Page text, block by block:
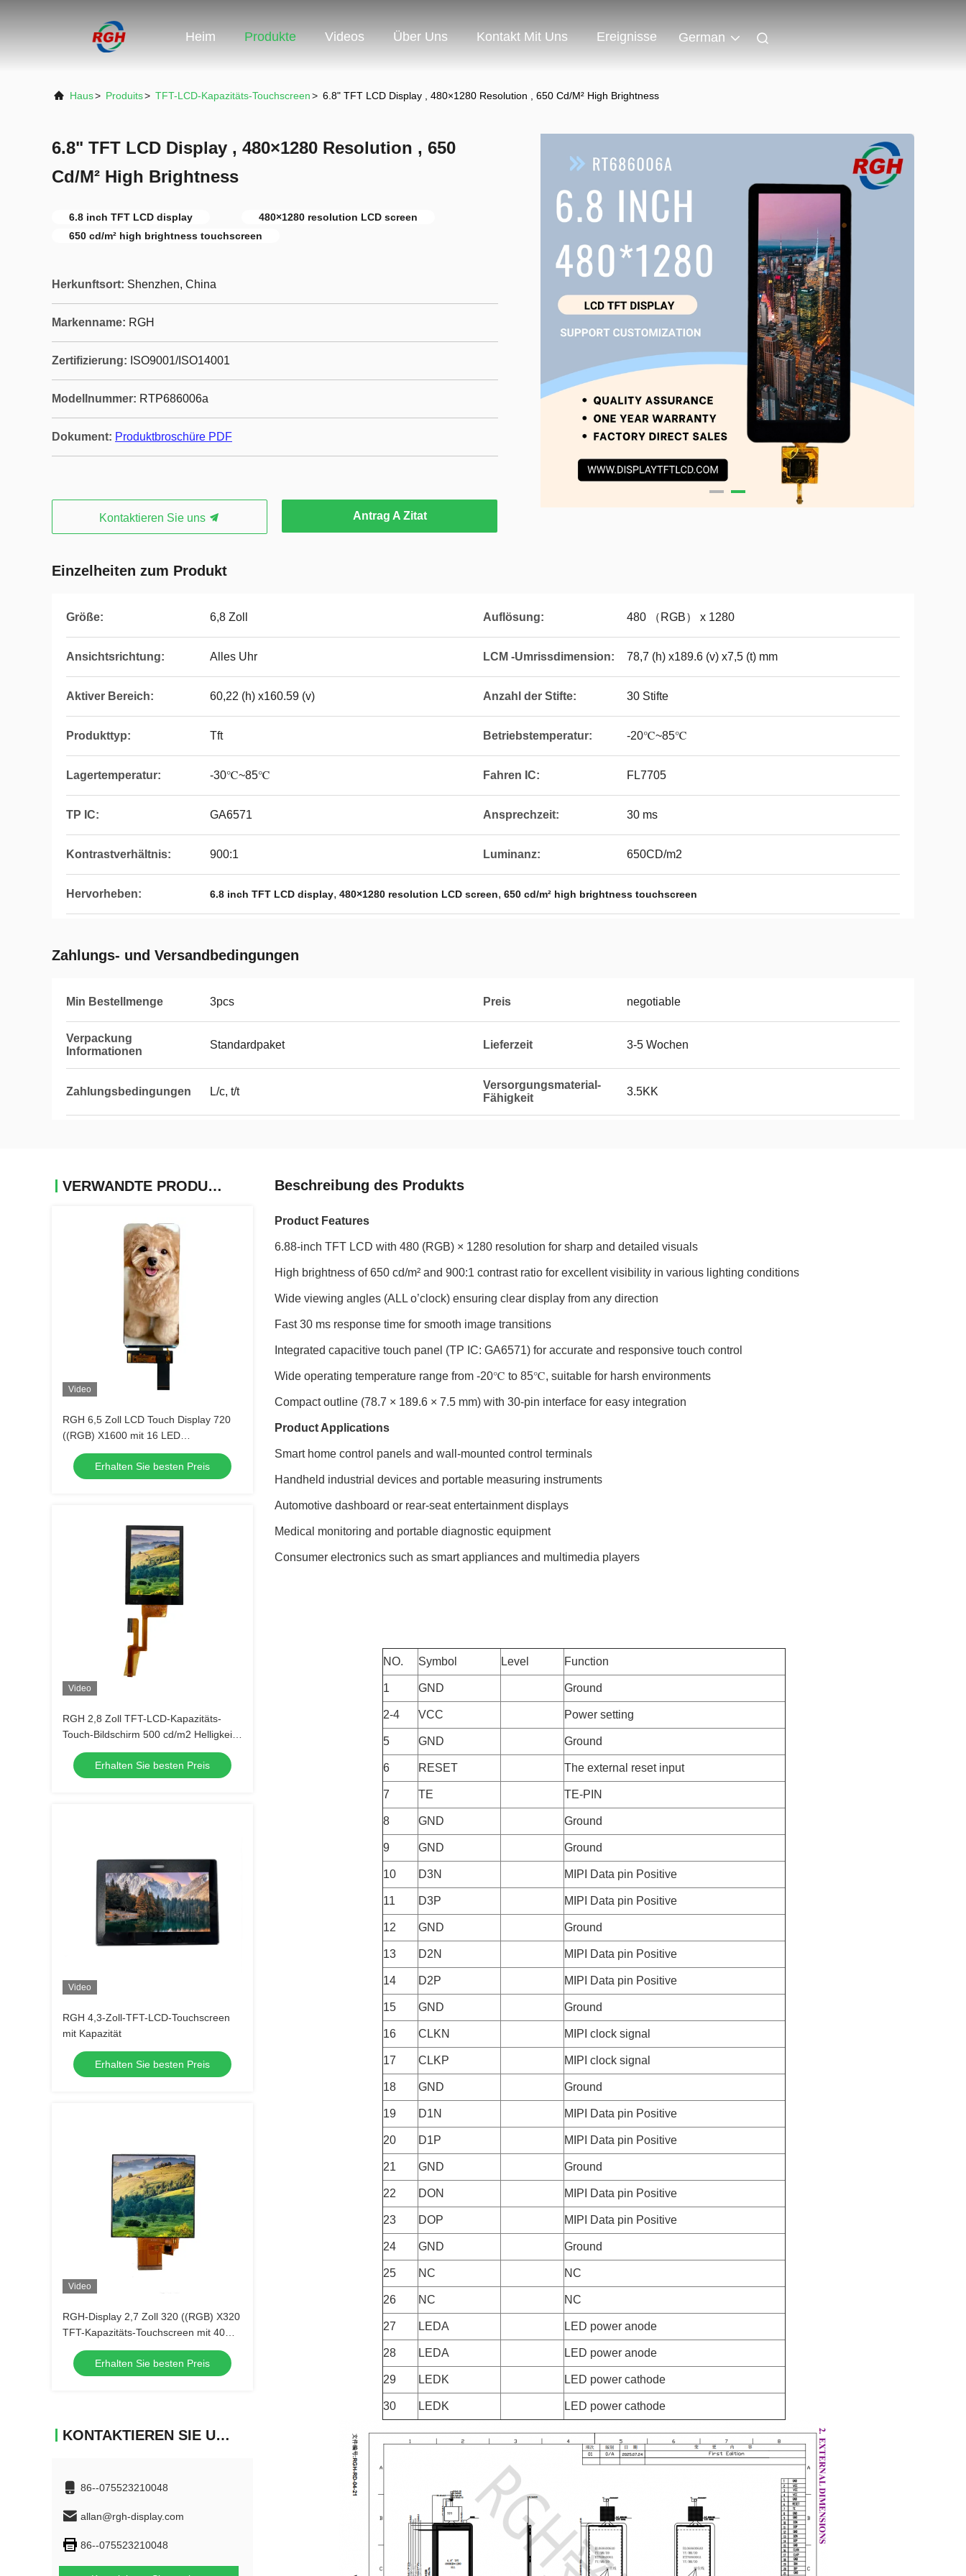
Heim Produkte Videos Über Uns Kontakt Mit Uns Ereignisse German
Haus> Produits> TFT-LCD-Kapazitäts-Touchscreen> 6.8" TFT LCD Display , 480×1280 Resolution , 650 Cd/M² High Brightness
6.8" TFT LCD Display , 480×1280 Resolution , 650
Cd/M² High Brightness
6.8 inch TFT LCD display
480×1280 resolution LCD screen
650 cd/m² high brightness touchscreen
Herkunftsort: Shenzhen, China
Markenname: RGH
Zertifizierung: ISO9001/ISO14001
Modellnummer: RTP686006a
Dokument: Produktbroschüre PDF
Kontaktieren Sie uns Antrag A Zitat
Einzelheiten zum Produkt
Größe: 6,8 Zoll Auflösung: 480 （RGB） x 1280
Ansichtsrichtung: Alles Uhr LCM -Umrissdimension: 78,7 (h) x189.6 (v) x7,5 (t) mm
Aktiver Bereich: 60,22 (h) x160.59 (v) Anzahl der Stifte: 30 Stifte
Produkttyp: Tft Betriebstemperatur: -20℃~85℃
Lagertemperatur: -30℃~85℃ Fahren IC: FL7705
TP IC: GA6571 Ansprechzeit: 30 ms
Kontrastverhältnis: 900:1 Luminanz: 650CD/m2
Hervorheben: 6.8 inch TFT LCD display, 480×1280 resolution LCD screen, 650 cd/m² high brightness touchscreen
Zahlungs- und Versandbedingungen
Min Bestellmenge 3pcs Preis negotiable
Verpackung
Informationen
Standardpaket Lieferzeit 3-5 Wochen
Zahlungsbedingungen L/c, t/t
Versorgungsmaterial-
Fähigkeit
3.5KK
VERWANDTE PRODUKTE
Video
RGH 6,5 Zoll LCD Touch Display 720
((RGB) X1600 mit 16 LED
Hinterlichtern
Erhalten Sie besten Preis
Video
RGH 2,8 Zoll TFT-LCD-Kapazitäts-
Touch-Bildschirm 500 cd/m2 Helligkeit
LED-Hintergrundbeleuchtung Typ
Erhalten Sie besten Preis
Video
RGH 4,3-Zoll-TFT-LCD-Touchscreen
mit Kapazität
Erhalten Sie besten Preis
Video
RGH-Display 2,7 Zoll 320 ((RGB) X320
TFT-Kapazitäts-Touchscreen mit 40
Erhalten Sie besten Preis
KONTAKTIEREN SIE UNS
86--075523210048
allan@rgh-display.com
86--075523210048
Beschreibung des Produkts
Product Features
6.88-inch TFT LCD with 480 (RGB) × 1280 resolution for sharp and detailed visuals
High brightness of 650 cd/m² and 900:1 contrast ratio for excellent visibility in various lighting conditions
Wide viewing angles (ALL o’clock) ensuring clear display from any direction
Fast 30 ms response time for smooth image transitions
Integrated capacitive touch panel (TP IC: GA6571) for accurate and responsive touch control
Wide operating temperature range from -20℃ to 85℃, suitable for harsh environments
Compact outline (78.7 × 189.6 × 7.5 mm) with 30-pin interface for easy integration
Product Applications
Smart home control panels and wall-mounted control terminals
Handheld industrial devices and portable measuring instruments
Automotive dashboard or rear-seat entertainment displays
Medical monitoring and portable diagnostic equipment
Consumer electronics such as smart appliances and multimedia players
NO. Symbol Level Function
1 GND Ground
2-4 VCC Power setting
5 GND Ground
6 RESET The external reset input
7 TE TE-PIN
8 GND Ground
9 GND Ground
10 D3N MIPI Data pin Positive
11 D3P MIPI Data pin Positive
12 GND Ground
13 D2N MIPI Data pin Positive
14 D2P MIPI Data pin Positive
15 GND Ground
16 CLKN MIPI clock signal
17 CLKP MIPI clock signal
18 GND Ground
19 D1N MIPI Data pin Positive
20 D1P MIPI Data pin Positive
21 GND Ground
22 DON MIPI Data pin Positive
23 DOP MIPI Data pin Positive
24 GND Ground
25 NC NC
26 NC NC
27 LEDA LED power anode
28 LEDA LED power anode
29 LEDK LED power cathode
30 LEDK LED power cathode